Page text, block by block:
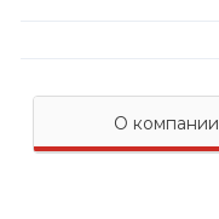
О компании